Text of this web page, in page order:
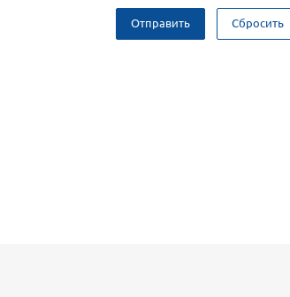
Отправить Сбросить